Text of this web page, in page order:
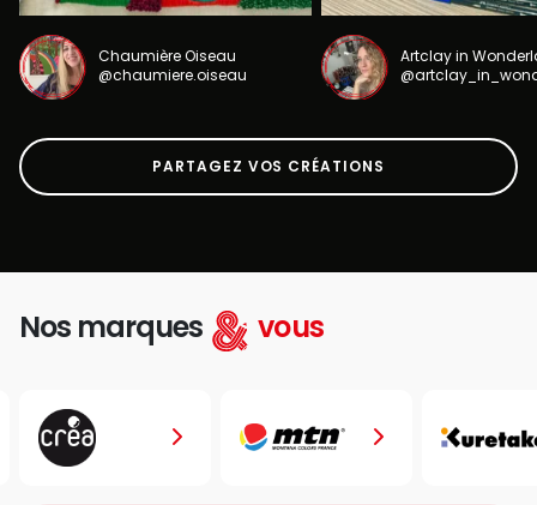
Chaumière Oiseau
@chaumiere.oiseau
Artclay in
PARTAGEZ VOS CRÉATIONS
Nos marques vous